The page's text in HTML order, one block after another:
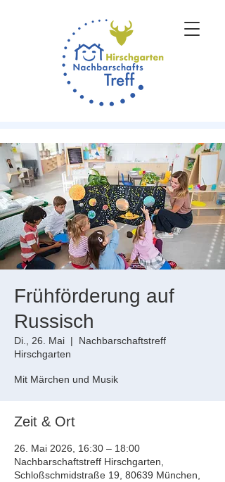
Frühförderung auf
Russisch
Di., 26. Mai
  |
Nachbarschaftstreff
Hirschgarten
Mit Märchen und Musik
Zeit & Ort
26. Mai 2026, 16:30 – 18:00
Nachbarschaftstreff Hirschgarten,
Schloßschmidstraße 19, 80639 München,